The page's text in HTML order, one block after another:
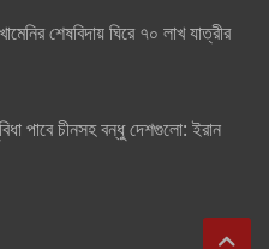
শেষবিদায় ঘিরে ৭০ লাখ যাত্রীর
পাবে চীনসহ বন্ধু দেশগুলো: ইরান